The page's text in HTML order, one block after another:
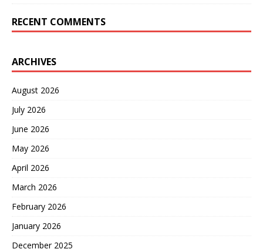
RECENT COMMENTS
ARCHIVES
August 2026
July 2026
June 2026
May 2026
April 2026
March 2026
February 2026
January 2026
December 2025